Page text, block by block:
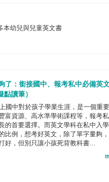
本幼兒與兒童英文書
了：銜接國中、報考私中必備英
讀筆）
國中對於孩子學業生涯，是一個重要
富資源、高水準學術課程等，報考
的首要選擇。而英文學科在私中入
比例，想考好英文，除了單字量夠
好，但別只讓小孩死背教科書...